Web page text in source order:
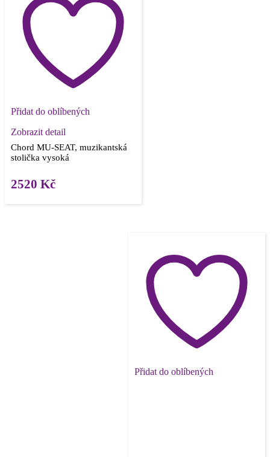
Přidat do oblíbených
Zobrazit detail
Chord MU-SEAT, muzikantská
stolička vysoká
2520 Kč
Přidat do oblíbených